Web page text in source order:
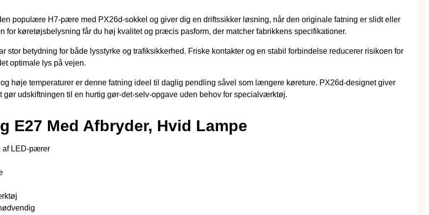
populære H7-pære med PX26d-sokkel og giver dig en driftssikker løsning, når den originale fatning er slidt eller
for køretøjsbelysning får du høj kvalitet og præcis pasform, der matcher fabrikkens specifikationer.
stor betydning for både lysstyrke og trafiksikkerhed. Friske kontakter og en stabil forbindelse reducerer risikoen for
optimale lys på vejen.
høje temperaturer er denne fatning ideel til daglig pendling såvel som længere køreture. PX26d-designet giver
udskiftningen til en hurtig gør-det-selv-opgave uden behov for specialværktøj.
E27 Med Afbryder, Hvid Lampe
af LED‐pærer